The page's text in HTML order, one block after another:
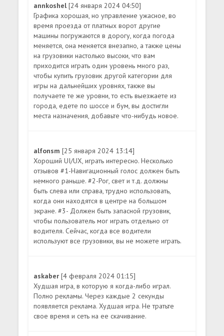
annkoshel[24 января 2024 04:50]
Графика хорошая, но управление ужасное, во
время проезда от платных ворот другие
машины погружаются в дорогу, когда погода
меняется, она меняется внезапно, а также цены
на грузовики настолько высоки, что вам
приходится играть один уровень много раз,
чтобы купить грузовик другой категории для
игры на дальнейших уровнях, также вы
получаете те же уровни, то есть выезжаете из
города, едете по шоссе и бум, вы достигли
места назначения, добавьте что-нибудь новое.
alfonsm[25 января 2024 13:14]
Хороший UI/UX, играть интересно. Несколько
отзывов #1-Навигационный голос должен быть
немного раньше. #2-Рог, свет и т.д. должны
быть слева или справа, трудно использовать,
когда они находятся в центре на большом
экране. #3- Должен быть запасной грузовик,
чтобы пользователь мог играть отдельно от
водителя. Сейчас, когда все водители
используют все грузовики, вы не можете играть.
askaber[4 февраля 2024 01:15]
Худшая игра, в которую я когда-либо играл.
Полно рекламы. Через каждые 2 секунды
появляется реклама. Худшая игра. Не тратьте
свое время и сеть на ее скачивание.